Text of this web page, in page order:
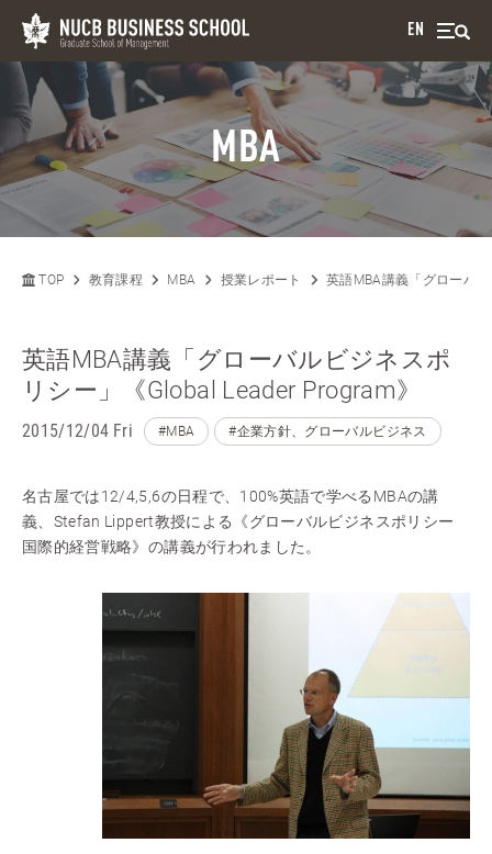
EN
MBA
TOP 教育課程 MBA 授業レポート 英語MBA講義「グローバ
英語MBA講義「グローバルビジネスポ
リシー」《Global Leader Program》
2015/12/04 Fri #MBA #企業方針、グローバルビジネス
名古屋では12/4,5,6の日程で、100%英語で学べるMBAの講
義、Stefan Lippert教授による《グローバルビジネスポリシー
国際的経営戦略》の講義が行われました。